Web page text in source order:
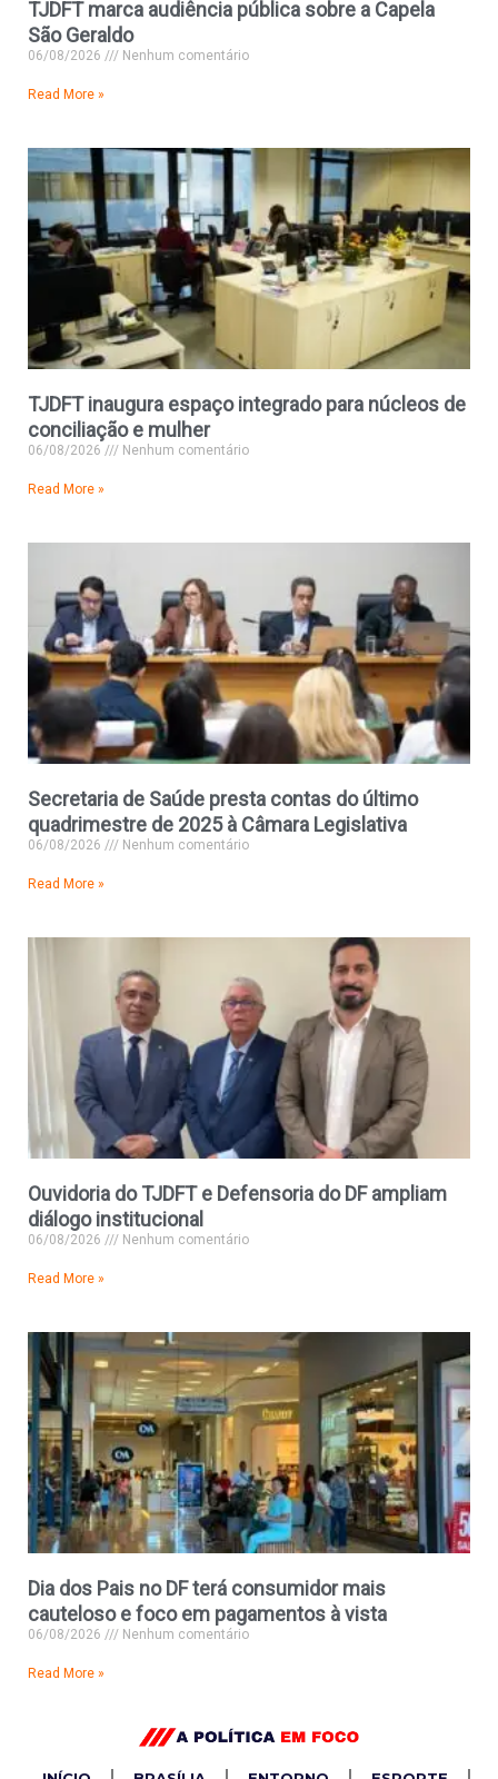
TJDFT marca audiência pública sobre a Capela
São Geraldo
06/08/2026 Nenhum comentário
Read More »
TJDFT inaugura espaço integrado para núcleos de
conciliação e mulher
06/08/2026 Nenhum comentário
Read More »
Secretaria de Saúde presta contas do último
quadrimestre de 2025 à Câmara Legislativa
06/08/2026 Nenhum comentário
Read More »
Ouvidoria do TJDFT e Defensoria do DF ampliam
diálogo institucional
06/08/2026 Nenhum comentário
Read More »
Dia dos Pais no DF terá consumidor mais
cauteloso e foco em pagamentos à vista
06/08/2026 Nenhum comentário
Read More »